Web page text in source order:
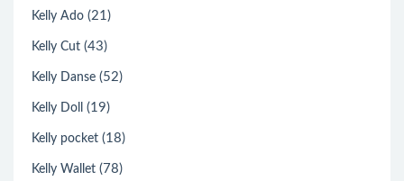
Kelly Ado (21)
Kelly Cut (43)
Kelly Danse (52)
Kelly Doll (19)
Kelly pocket (18)
Kelly Wallet (78)